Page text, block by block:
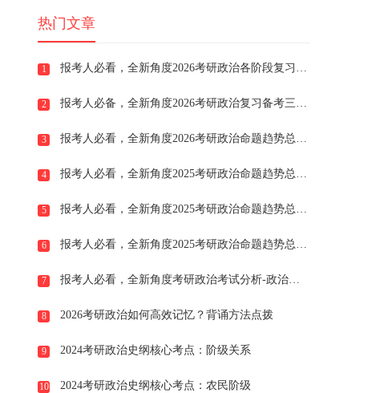
热门文章
1 报考人必看，全新角度2026考研政治各阶段复习备考规划
2 报考人必备，全新角度2026考研政治复习备考三大建议
3 报考人必看，全新角度2026考研政治命题趋势总结之趋势四：新时代中国特色社会主义思想多围绕理论时政热点
4 报考人必看，全新角度2025考研政治命题趋势总结之趋势三：中国近现代史纲要多与周年纪念结合考查
5 报考人必看，全新角度2025考研政治命题趋势总结之趋势二：马克思主义基本原理考查难度升级，考查角度灵活
6 报考人必看，全新角度2025考研政治命题趋势总结之趋势一：思想道德与法治模块知识点考查细致入微
7 报考人必看，全新角度考研政治考试分析-政治试卷内容结构
8 2026考研政治如何高效记忆？背诵方法点拨
9 2024考研政治史纲核心考点：阶级关系
10 2024考研政治史纲核心考点：农民阶级